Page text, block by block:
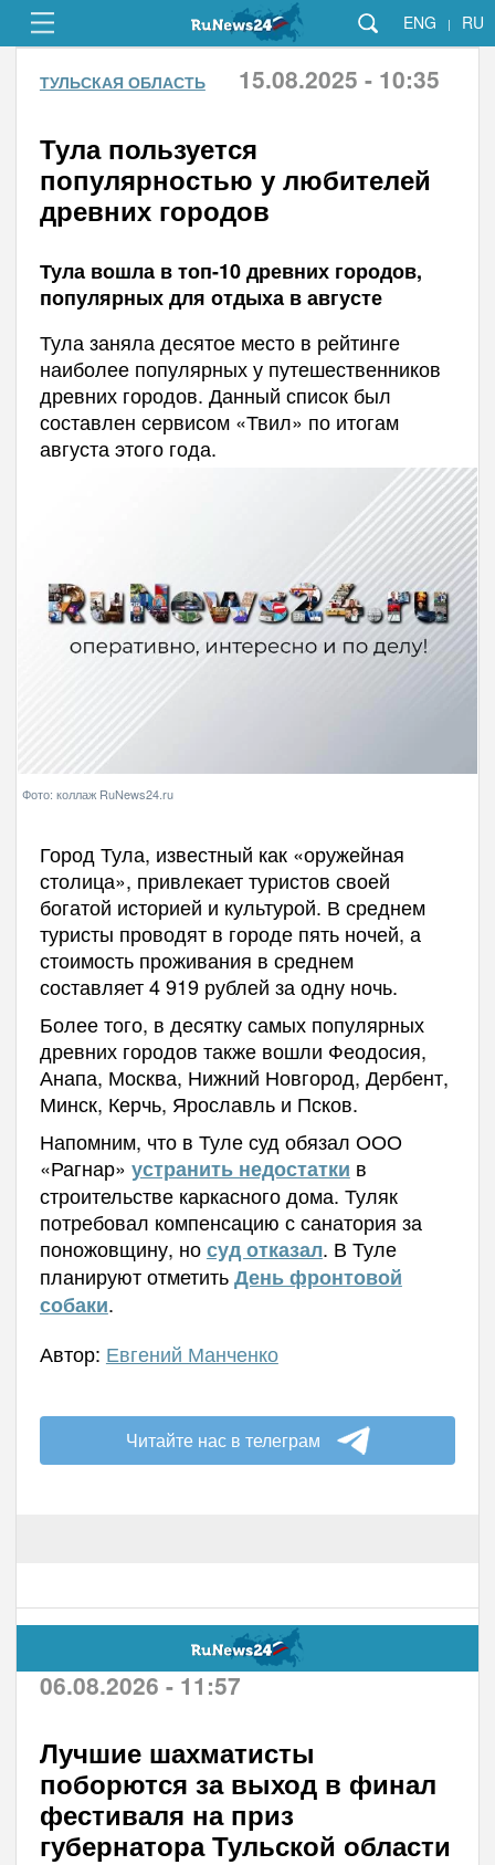
ENG | RU
ТУЛЬСКАЯ ОБЛАСТЬ 15.08.2025 - 10:35
Тула пользуется
популярностью у любителей
древних городов
Тула вошла в топ-10 древних городов,
популярных для отдыха в августе
Тула заняла десятое место в рейтинге
наиболее популярных у путешественников
древних городов. Данный список был
составлен сервисом «Твил» по итогам
августа этого года.
Фото: коллаж RuNews24.ru
Город Тула, известный как «оружейная
столица», привлекает туристов своей
богатой историей и культурой. В среднем
туристы проводят в городе пять ночей, а
стоимость проживания в среднем
составляет 4 919 рублей за одну ночь.
Более того, в десятку самых популярных
древних городов также вошли Феодосия,
Анапа, Москва, Нижний Новгород, Дербент,
Минск, Керчь, Ярославль и Псков.
Напомним, что в Туле суд обязал ООО
«Рагнар» устранить недостатки в
строительстве каркасного дома. Туляк
потребовал компенсацию с санатория за
поножовщину, носуд отказал. В Туле
планируют отметитьДень фронтовой
собаки.
Автор: Евгений Манченко
Читайте нас в телеграм
06.08.2026 - 11:57
Лучшие шахматисты
поборются за выход в финал
фестиваля на приз
губернатора Тульской области